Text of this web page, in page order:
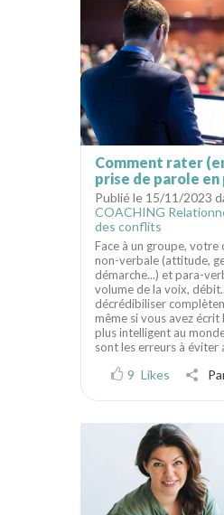
Comment rater
prise de parole en
Publié le 15/11/2023
COACHING
des conflits
Face à un groupe, votre
non-verbale (attitude,
démarche...) et para-
volume de la voix,
décrédibiliser
même si vous avez écrit
plus intelligent au
sont les erreurs à éviter
9 Likes